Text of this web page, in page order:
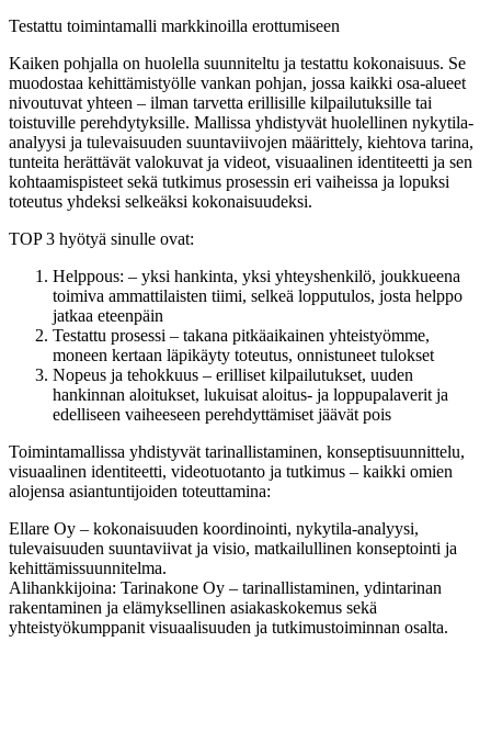
Testattu toimintamalli markkinoilla erottumiseen
Kaiken pohjalla on huolella suunniteltu ja testattu kokonaisuus. Se
muodostaa kehittämistyölle vankan pohjan, jossa kaikki osa-alueet
nivoutuvat yhteen – ilman tarvetta erillisille kilpailutuksille tai
toistuville perehdytyksille. Mallissa yhdistyvät huolellinen nykytila-
analyysi ja tulevaisuuden suuntaviivojen määrittely, kiehtova tarina,
tunteita herättävät valokuvat ja videot, visuaalinen identiteetti ja sen
kohtaamispisteet sekä tutkimus prosessin eri vaiheissa ja lopuksi
toteutus yhdeksi selkeäksi kokonaisuudeksi.
TOP 3 hyötyä sinulle ovat:
Helppous: – yksi hankinta, yksi yhteyshenkilö, joukkueena
toimiva ammattilaisten tiimi, selkeä lopputulos, josta helppo
jatkaa eteenpäin
Testattu prosessi – takana pitkäaikainen yhteistyömme,
moneen kertaan läpikäyty toteutus, onnistuneet tulokset
Nopeus ja tehokkuus – erilliset kilpailutukset, uuden
hankinnan aloitukset, lukuisat aloitus- ja loppupalaverit ja
edelliseen vaiheeseen perehdyttämiset jäävät pois
Toimintamallissa yhdistyvät tarinallistaminen, konseptisuunnittelu,
visuaalinen identiteetti, videotuotanto ja tutkimus – kaikki omien
alojensa asiantuntijoiden toteuttamina:
Ellare Oy – kokonaisuuden koordinointi, nykytila-analyysi,
tulevaisuuden suuntaviivat ja visio, matkailullinen konseptointi ja
kehittämissuunnitelma.
Alihankkijoina: Tarinakone Oy – tarinallistaminen, ydintarinan
rakentaminen ja elämyksellinen asiakaskokemus sekä
yhteistyökumppanit visuaalisuuden ja tutkimustoiminnan osalta.